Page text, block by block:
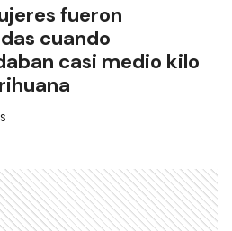
fueron
cuando
casi medio kilo